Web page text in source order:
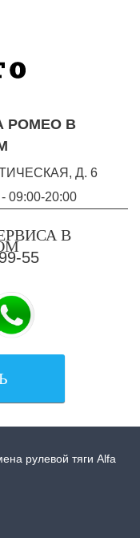
РОМЕО В
Д. 6
20:00
55
рулевой тяги Alfa